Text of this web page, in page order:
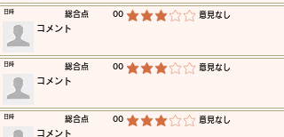
​総合点 00 平均評価 3 /5 ​意見なし
​日時
​コメント
​総合点 00 平均評価 3 /5 ​意見なし
​日時
​コメント
​総合点 00 平均評価 3 /5 ​意見なし
​日時
​コメント